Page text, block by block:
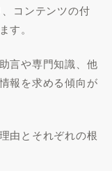
コンテンツの付
す。
言や専門知識、他
報を求める傾向が
由とそれぞれの根